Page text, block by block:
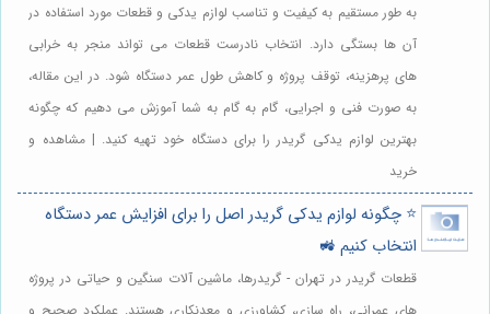
به طور مستقیم به کیفیت و تناسب لوازم یدکی و قطعات مورد استفاده در
آن ها بستگی دارد. انتخاب نادرست قطعات می تواند منجر به خرابی
های پرهزینه، توقف پروژه و کاهش طول عمر دستگاه شود. در این مقاله،
به صورت فنی و اجرایی، گام به گام به شما آموزش می دهیم که چگونه
بهترین لوازم یدکی گریدر را برای دستگاه خود تهیه کنید. | مشاهده و
خرید
⭐️ چگونه لوازم یدکی گریدر اصل را برای افزایش عمر دستگاه
انتخاب کنیم 🚜
قطعات گریدر در تهران - گریدرها، ماشین آلات سنگین و حیاتی در پروژه